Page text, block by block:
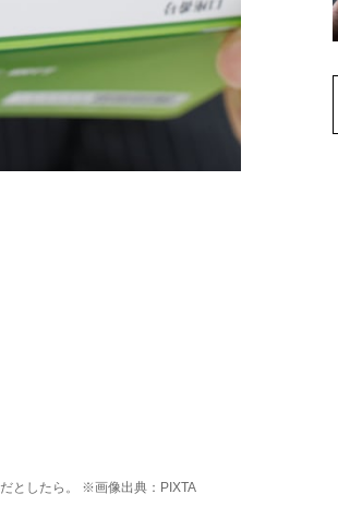
としたら。 ※画像出典：PIXTA